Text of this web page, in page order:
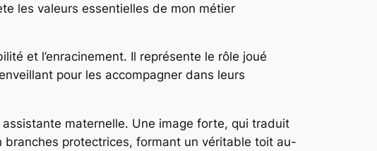
les valeurs essentielles de mon métier
et l’enracinement. Il représente le rôle joué
pour les accompagner dans leurs
assistante maternelle. Une image forte, qui traduit
branches protectrices, formant un véritable toit au-